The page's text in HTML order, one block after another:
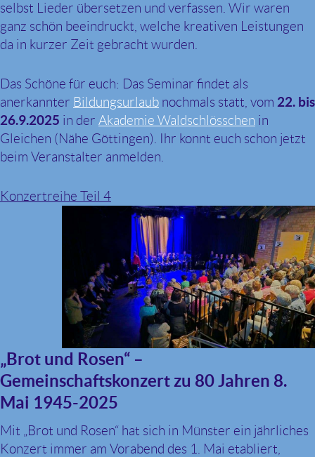
selbst Lieder übersetzen und verfassen. Wir waren
ganz schön beeindruckt, welche kreativen Leistungen
da in kurzer Zeit gebracht wurden.
Das Schöne für euch: Das Seminar findet als
anerkannter Bildungsurlaub nochmals statt, vom 22. bis
26.9.2025 in der Akademie Waldschlösschen in
Gleichen (Nähe Göttingen). Ihr konnt euch schon jetzt
beim Veranstalter anmelden.
Konzertreihe Teil 4
„Brot und Rosen“ –
Gemeinschaftskonzert zu 80 Jahren 8.
Mai 1945-2025
Mit „Brot und Rosen“ hat sich in Münster ein jährliches
Konzert immer am Vorabend des 1. Mai etabliert,